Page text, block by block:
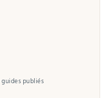
guides publiés